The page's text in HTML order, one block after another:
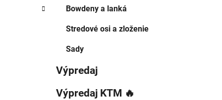
Bowdeny a lanká
Stredové osi a zloženie
Sady
Výpredaj
Výpredaj KTM 🔥